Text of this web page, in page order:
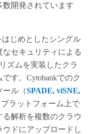
開発されています
じめとしたシングル
セキュリティによる
ズムを実装したクラ
す。Cytobankでのク
ール（SPADE, viSNE,
ラットフォーム上で
解析を複数のクラウ
ウドにアップロードし